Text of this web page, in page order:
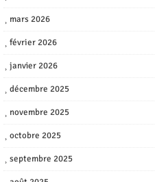
mars 2026
février 2026
janvier 2026
décembre 2025
novembre 2025
octobre 2025
septembre 2025